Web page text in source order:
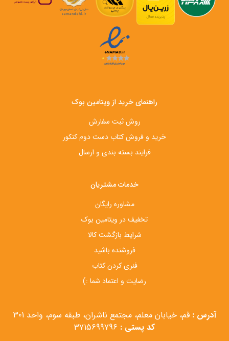
راهنمای خرید از ویتامین بوک
روش ثبت سفارش
خرید و فروش کتاب دست‌ دوم کنکور
فرایند بسته بندی و ارسال
خدمات مشتریان
مشاوره رایگان
تخفیف در ویتامین بوک
شرایط بازگشت کالا
فروشنده باشید
فنری کردن کتاب
رضایت و اعتماد شما :)
آدرس : قم، خیابان معلم، مجتمع ناشران، طبقه سوم، واحد 301
کد پستی :